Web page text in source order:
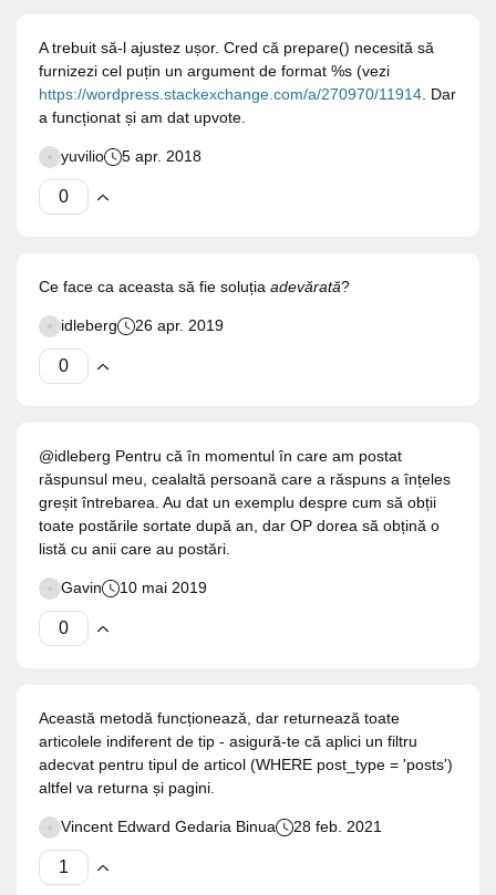
A trebuit să-l ajustez ușor. Cred că prepare() necesită să
furnizezi cel puțin un argument de format %s (vezi
https://wordpress.stackexchange.com/a/270970/11914 . Dar
a funcționat și am dat upvote.
yuvilio 5 apr. 2018
Ce face ca aceasta să fie soluția adevărată?
idleberg 26 apr. 2019
@idleberg Pentru că în momentul în care am postat
răspunsul meu, cealaltă persoană care a răspuns a înțeles
greșit întrebarea. Au dat un exemplu despre cum să obții
toate postările sortate după an, dar OP dorea să obțină o
listă cu anii care au postări.
Gavin 10 mai 2019
Această metodă funcționează, dar returnează toate
articolele indiferent de tip - asigură-te că aplici un filtru
adecvat pentru tipul de articol (WHERE post_type = 'posts')
altfel va returna și pagini.
Vincent Edward Gedaria Binua 28 feb. 2021